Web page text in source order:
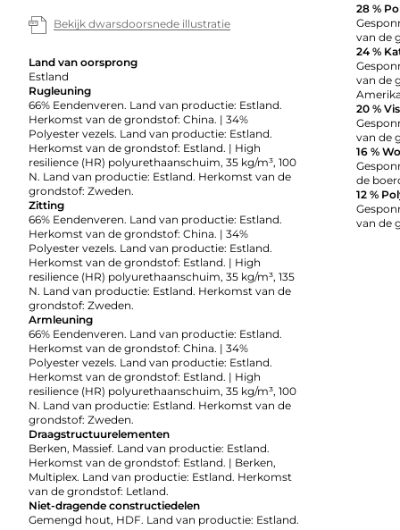
Bekijk dwarsdoorsnede illustratie
Land van oorsprong
Estland
Rugleuning
66% Eendenveren. Land van productie: Estland.
Herkomst van de grondstof: China. | 34%
Polyester vezels. Land van productie: Estland.
Herkomst van de grondstof: Estland. | High
resilience (HR) polyurethaanschuim, 35 kg/m³, 100
N. Land van productie: Estland. Herkomst van de
grondstof: Zweden.
Zitting
66% Eendenveren. Land van productie: Estland.
Herkomst van de grondstof: China. | 34%
Polyester vezels. Land van productie: Estland.
Herkomst van de grondstof: Estland. | High
resilience (HR) polyurethaanschuim, 35 kg/m³, 135
N. Land van productie: Estland. Herkomst van de
grondstof: Zweden.
Armleuning
66% Eendenveren. Land van productie: Estland.
Herkomst van de grondstof: China. | 34%
Polyester vezels. Land van productie: Estland.
Herkomst van de grondstof: Estland. | High
resilience (HR) polyurethaanschuim, 35 kg/m³, 100
N. Land van productie: Estland. Herkomst van de
grondstof: Zweden.
Draagstructuurelementen
Berken, Massief. Land van productie: Estland.
Herkomst van de grondstof: Estland. | Berken,
Multiplex. Land van productie: Estland. Herkomst
van de grondstof: Letland.
Niet-dragende constructiedelen
Gemengd hout, HDF. Land van productie: Estland.
28 %
van de
24 %
van de
20 %
van de
16 %
de
12 %
van de